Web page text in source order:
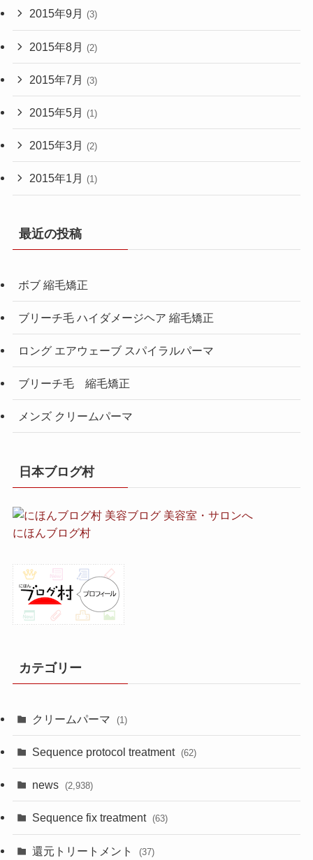
2015年9月 (3)
2015年8月 (2)
2015年7月 (3)
2015年5月 (1)
2015年3月 (2)
2015年1月 (1)
最近の投稿
ボブ 縮毛矯正
ブリーチ毛 ハイダメージヘア 縮毛矯正
ロング エアウェーブ スパイラルパーマ
ブリーチ毛 縮毛矯正
メンズ クリームパーマ
日本ブログ村
にほんブログ村
カテゴリー
クリームパーマ (1)
Sequence protocol treatment (62)
news (2,938)
Sequence fix treatment (63)
還元トリートメント (37)